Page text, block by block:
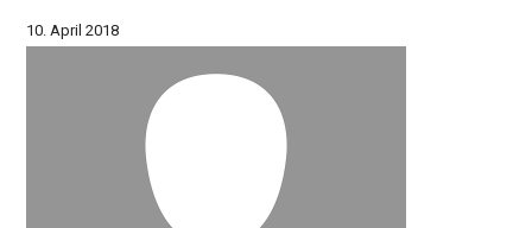
10. April 2018